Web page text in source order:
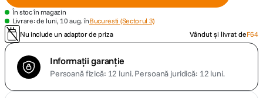
8. card memorie
9. dji mic mini
10. dji osmo
În stoc în magazin
Livrare: de luni, 10 aug. înBucuresti (Sectorul 3)
Nu include un adaptor de priza
Vândut și livrat deF64
Informații garanție
Persoană fizică: 12 luni.Persoană juridică: 12 luni.